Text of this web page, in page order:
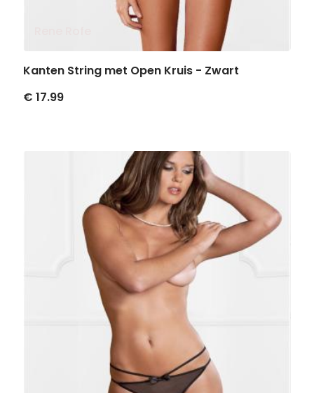
Kanten String met Open Kruis - Zwart
€ 17.99